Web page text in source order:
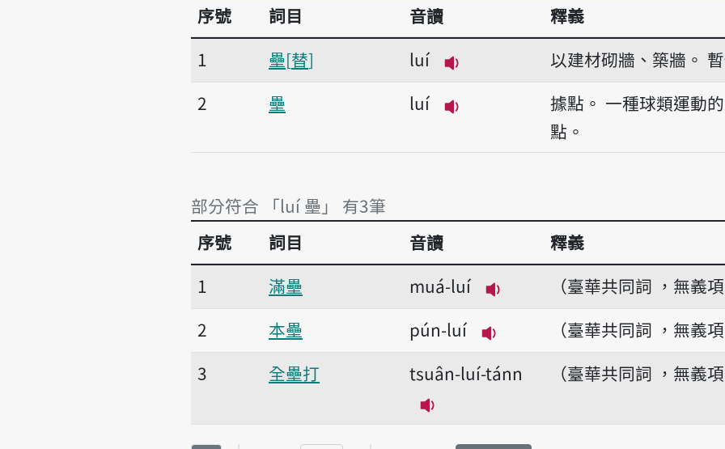
完全符合 「luí 壘」 有2筆
序號 詞目 音讀
釋義
1
壘 替
luí
播放音讀luí
以建材砌牆、築牆。
2
壘
luí
據點。 一種球類運動
點。
部分符合 「luí 壘」 有3筆
部分符合 「luí 壘」 有3筆
序號 詞目 音讀
釋義
1
滿壘
muá-luí
播放音讀muá-luí
（臺華共同詞 ，無義項
2
本壘
pún-luí
播放音讀pún-luí
（臺華共同詞 ，無義項
3
全壘打 tsuân-luí-tánn
播放音讀tsuân-luí-tánn
（臺華共同詞 ，無義項